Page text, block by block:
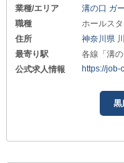
業種/エリア
溝の口 ガ
職種
ホールス
住所
神奈川県
最寄り駅
各線「溝
公式求人情報
https://
黒